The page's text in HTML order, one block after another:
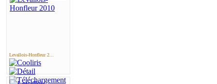
Levallois-Honfleur 2...